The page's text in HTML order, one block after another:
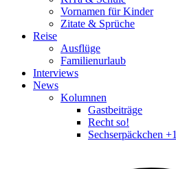
Vornamen für Kinder
Zitate & Sprüche
Reise
Ausflüge
Familienurlaub
Interviews
News
Kolumnen
Gastbeiträge
Recht so!
Sechserpäckchen +1